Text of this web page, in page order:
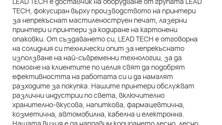
TECH, фокусиран върху производството на принтери
за непрекъснат мастиленоструен печат, лазерни
принтери и принтери за кодиране на картонени
опаковки. От създаването си, LEAD TECH е отговорна
на солидния си технически опит за непрекъснато
използване на най-съвременни технологии, за да
помогне на клиентите по целия свят да подобрят
ефективността на работата си и да намалят
разходите за покупка. Нашите принтери обслужват
различни индустрии по света, включително
хранително-вкусова, напиткова, фармацевтична,
козметична, автомобилна, кабелна и електронна.